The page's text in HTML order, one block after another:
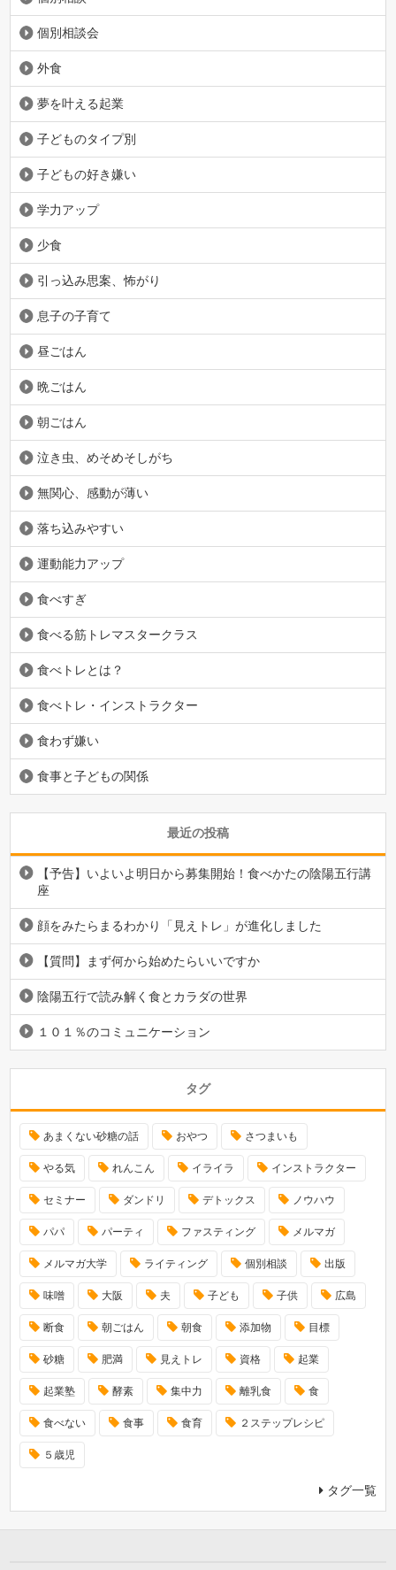
個別相談会
外食
夢を叶える起業
子どものタイプ別
子どもの好き嫌い
学力アップ
少食
引っ込み思案、怖がり
息子の子育て
昼ごはん
晩ごはん
朝ごはん
泣き虫、めそめそしがち
無関心、感動が薄い
落ち込みやすい
運動能力アップ
食べすぎ
食べる筋トレマスタークラス
食べトレとは？
食べトレ・インストラクター
食わず嫌い
食事と子どもの関係
最近の投稿
【予告】いよいよ明日から募集開始！食べかたの陰陽五行講
座
顔をみたらまるわかり「見えトレ」が進化しました
【質問】まず何から始めたらいいですか
陰陽五行で読み解く食とカラダの世界
１０１％のコミュニケーション
タグ
あまくない砂糖の話 おやつ さつまいも
やる気 れんこん イライラ インストラクター
セミナー ダンドリ デトックス ノウハウ
パパ パーティ ファスティング メルマガ
メルマガ大学 ライティング 個別相談 出版
味噌 大阪 夫 子ども 子供 広島
断食 朝ごはん 朝食 添加物 目標
砂糖 肥満 見えトレ 資格 起業
起業塾 酵素 集中力 離乳食 食
食べない 食事 食育 ２ステップレシピ
５歳児
タグ一覧